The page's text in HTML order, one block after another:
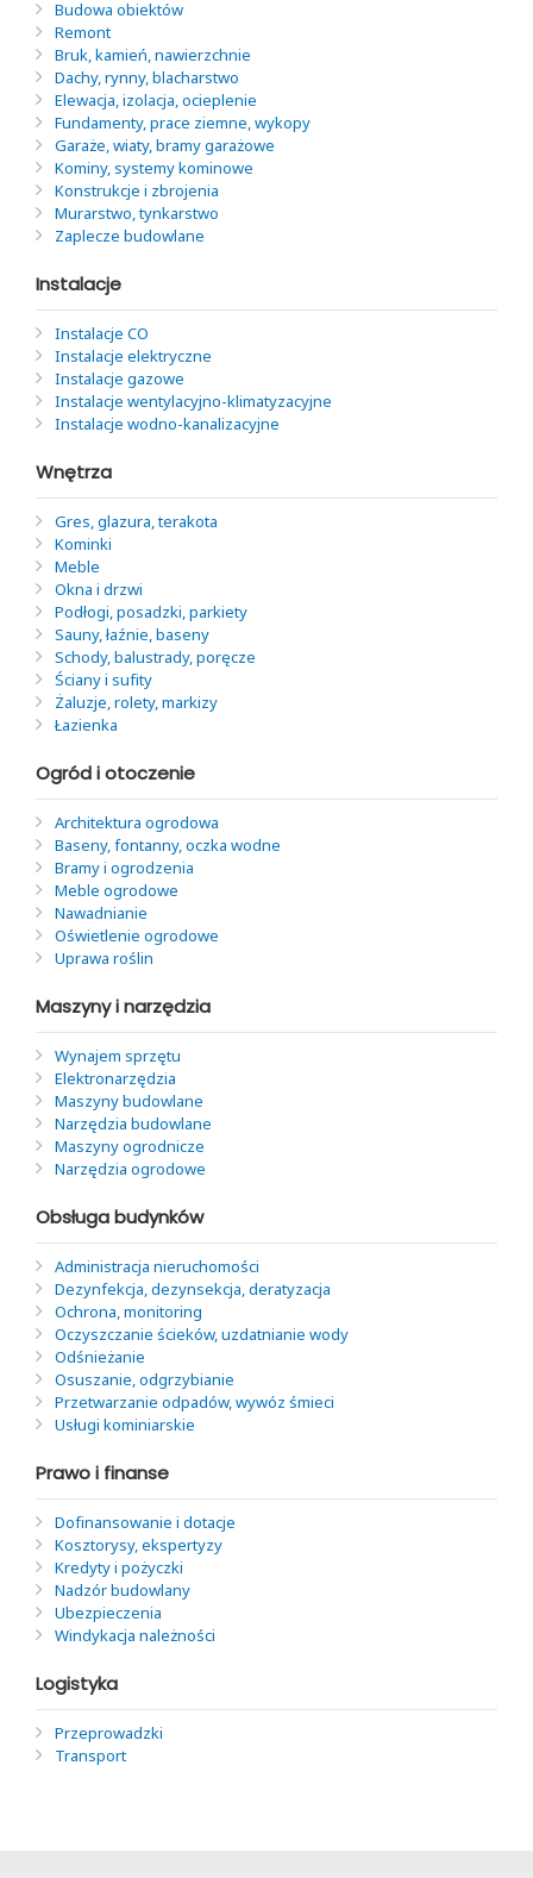
Budowa obiektów
Remont
Bruk, kamień, nawierzchnie
Dachy, rynny, blacharstwo
Elewacja, izolacja, ocieplenie
Fundamenty, prace ziemne, wykopy
Garaże, wiaty, bramy garażowe
Kominy, systemy kominowe
Konstrukcje i zbrojenia
Murarstwo, tynkarstwo
Zaplecze budowlane
Instalacje
Instalacje CO
Instalacje elektryczne
Instalacje gazowe
Instalacje wentylacyjno-klimatyzacyjne
Instalacje wodno-kanalizacyjne
Wnętrza
Gres, glazura, terakota
Kominki
Meble
Okna i drzwi
Podłogi, posadzki, parkiety
Sauny, łaźnie, baseny
Schody, balustrady, poręcze
Ściany i sufity
Żaluzje, rolety, markizy
Łazienka
Ogród i otoczenie
Architektura ogrodowa
Baseny, fontanny, oczka wodne
Bramy i ogrodzenia
Meble ogrodowe
Nawadnianie
Oświetlenie ogrodowe
Uprawa roślin
Maszyny i narzędzia
Wynajem sprzętu
Elektronarzędzia
Maszyny budowlane
Narzędzia budowlane
Maszyny ogrodnicze
Narzędzia ogrodowe
Obsługa budynków
Administracja nieruchomości
Dezynfekcja, dezynsekcja, deratyzacja
Ochrona, monitoring
Oczyszczanie ścieków, uzdatnianie wody
Odśnieżanie
Osuszanie, odgrzybianie
Przetwarzanie odpadów, wywóz śmieci
Usługi kominiarskie
Prawo i finanse
Dofinansowanie i dotacje
Kosztorysy, ekspertyzy
Kredyty i pożyczki
Nadzór budowlany
Ubezpieczenia
Windykacja należności
Logistyka
Przeprowadzki
Transport